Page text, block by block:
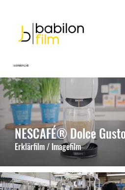
WERBEFILME
NESCAFÉ® Dolce
Erklärfilm / Imagefilm